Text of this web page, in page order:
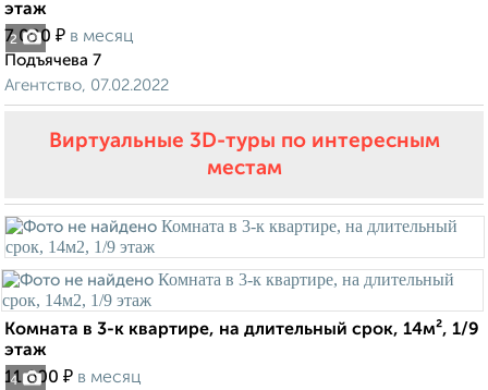
2
этаж
7 000 ₽ в месяц
Подъячева 7
Агентство, 07.02.2022
Виртуальные 3D-туры по интересным
местам
4
Комната в 3-к квартире, на длительный срок, 14м², 1/9
этаж
11 000 ₽ в месяц